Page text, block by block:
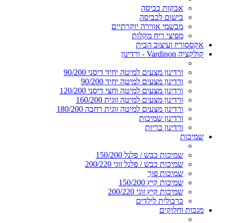
אבקות כביסה
בישום לכביסה
מבשמי אווירה יוקרתיים
מפיצי ריח מקלות
אקססוריז ועיצוב הבית
קולקציה Vardinon - ורדינון
ורדינון מצעים למיטה יחיד דיסני 90/200
ורדינון מצעים למיטה יחיד 90/200
ורדינון מצעים למיטה וחצי דיסני 120/200
ורדינון מצעים למיטה זוגית 160/200
ורדינון מצעים למיטה זוגית רחבה 180/200
ורדינון שמיכות
ורדינון כריות
שמיכות
שמיכות כבש / פלנל 150/200
שמיכות כבש / פלנל זוגי 200/220
שמיכות פוך
שמיכות קיץ 150/200
שמיכות קיץ זוגי 200/220
כרבולית לילדים
מגבות וחלוקים